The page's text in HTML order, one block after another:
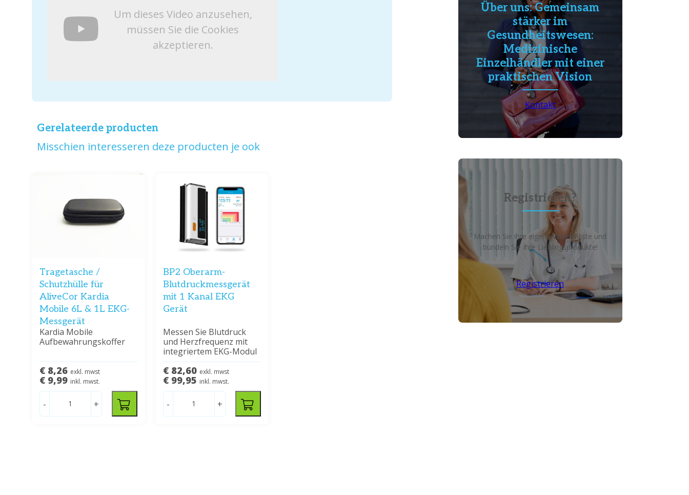
Um dieses Video anzusehen,
müssen Sie die Cookies
akzeptieren.
Gerelateerde producten
Misschien interesseren deze producten je ook
Tragetasche /
Schutzhülle für
AliveCor Kardia
Mobile 6L & 1L EKG-
Messgerät
Kardia Mobile
Aufbewahrungskoffer
€ 8,26 exkl. mwst
€ 9,99 inkl. mwst.
- +
BP2 Oberarm-
Blutdruckmessgerät
mit 1 Kanal EKG
Gerät
Messen Sie Blutdruck
und Herzfrequenz mit
integriertem EKG-Modul
€ 82,60 exkl. mwst
€ 99,95 inkl. mwst.
- +
Über uns: Gemeinsam
stärker im
Gesundheitswesen:
Medizinische
Einzelhändler mit einer
praktischen Vision
Kontakt
Registrieren?
Machen Sie ihre eigene Wunschliste und
bündeln Sie Ihre Lieblingsprodukte!
Registrieren